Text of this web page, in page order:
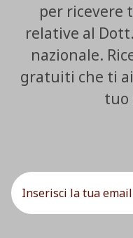
per ricevere
relative al
nazionale.
gratuiti che ti
tuo